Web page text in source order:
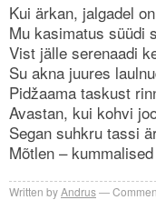
Kui ärkan, jalgadel
Mu kasimatus süüdi
Vist jälle serenaadi
Su akna juures
Pidžaama taskust
Avastan, kui kohvi
Segan suhkru tassi
Mõtlen –
Written byAndrus